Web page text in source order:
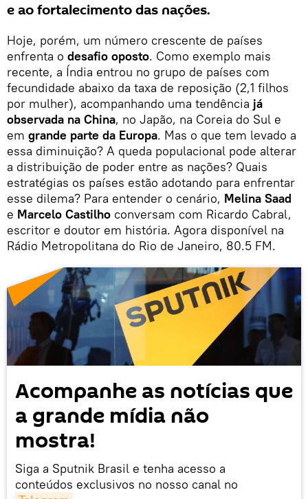
e ao fortalecimento das nações.
Hoje, porém, um número crescente de países
enfrenta o desafio oposto. Como exemplo mais
recente, a Índia entrou no grupo de países com
fecundidade abaixo da taxa de reposição (2,1 filhos
por mulher), acompanhando uma tendência já
observada na China, no Japão, na Coreia do Sul e
em grande parte da Europa. Mas o que tem levado a
essa diminuição? A queda populacional pode alterar
a distribuição de poder entre as nações? Quais
estratégias os países estão adotando para enfrentar
esse dilema? Para entender o cenário, Melina Saad
e Marcelo Castilho conversam com Ricardo Cabral,
escritor e doutor em história. Agora disponível na
Rádio Metropolitana do Rio de Janeiro, 80.5 FM.
Acompanhe as notícias que
a grande mídia não
mostra!
Siga a Sputnik Brasil e tenha acesso a
conteúdos exclusivos no nosso canal no